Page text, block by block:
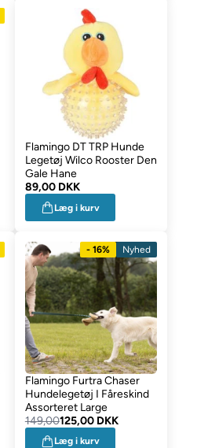
Flamingo DT TRP Hunde
Legetøj Wilco Rooster Den
Gale Hane
89,00 DKK
Læg i kurv
- 16% Nyhed
Flamingo Furtra Chaser
Hundelegetøj I Fåreskind
Assorteret Large
149,00125,00 DKK
Læg i kurv